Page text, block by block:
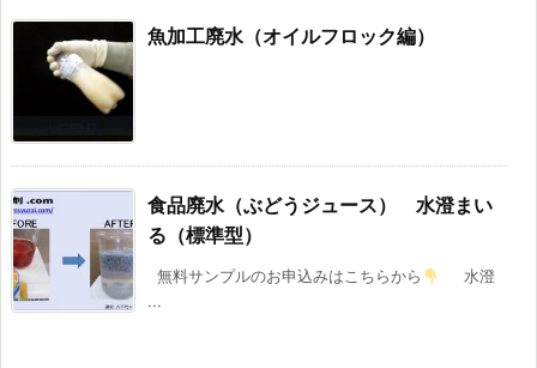
魚加工廃水（オイルフロック編）
食品廃水（ぶどうジュース） 水澄まい
る（標準型）
無料サンプルのお申込みはこちらから
水澄
...